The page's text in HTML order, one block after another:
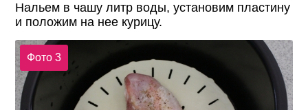
Нальем в чашу литр воды, установим пластину
и положим на нее курицу.
Фото 3